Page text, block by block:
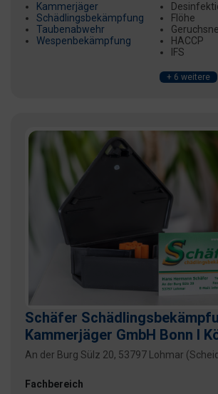
Kammerjäger
Schädlingsbekämpfung
Taubenabwehr
Wespenbekämpfung
Flöhe
HACCP
IFS
+ 6 weitere
Schäfer
Kammerjäger GmbH Bonn I
An der Burg Sülz 20, 53797 Lohmar
Fachbereich